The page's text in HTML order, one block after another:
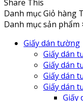
Share This
Danh mụcGiỏ hàng
Danh mục sản phẩm
Giấy dán tường
Giấy dán
Giấy dán
Giấy dán
Giấy dán
Giấy